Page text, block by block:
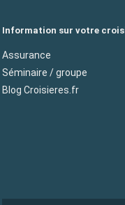
Information sur votre
Assurance
Séminaire / groupe
Blog Croisieres.fr